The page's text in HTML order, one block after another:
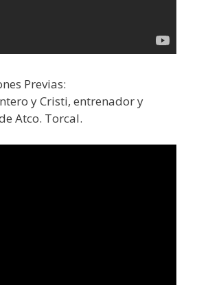
Previas:
y Cristi, entrenador y
Atco. Torcal.